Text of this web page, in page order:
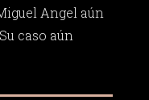
Angel aún
caso aún